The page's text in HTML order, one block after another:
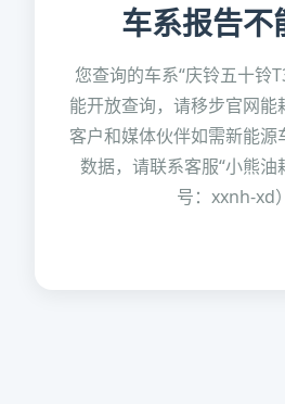
车系报告不
您查询的车系“庆铃五十铃
能开放查询，请移步官网能
客户和媒体伙伴如需新能源
数据，请联系客服“小熊油
号：xxnh-xd